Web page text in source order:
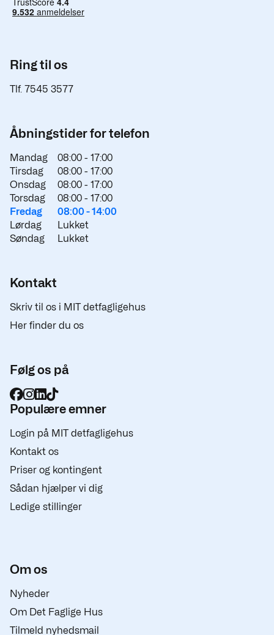
Ring til os
Tlf. 7545 3577
Åbningstider for telefon
Mandag 08:00 - 17:00
Tirsdag
08:00 - 17:00
Onsdag
08:00 - 17:00
Torsdag
08:00 - 17:00
Fredag
08:00 -14:00
Lørdag
Lukket
Søndag
Lukket
Kontakt
Skriv til os i MIT detfagligehus
Her finder du os
Følg os på
Populære emner
Login på MIT detfagligehus
Kontakt os
Priser og kontingent
Sådan hjælper vi dig
Ledige stillinger
Om os
Nyheder
Om Det Faglige Hus
Tilmeld nyhedsmail